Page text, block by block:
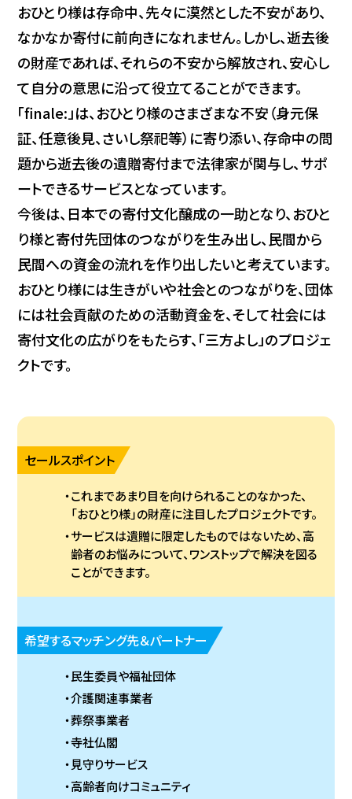
おひとり様は存命中、先々に漠然とした不安があり、
なかなか寄付に前向きになれません。しかし、逝去後
の財産であれば、それらの不安から解放され、安心し
て自分の意思に沿って役立てることができます。
「finale:」は、おひとり様のさまざまな不安（身元保
証、任意後見、さいし祭祀等）に寄り添い、存命中の問
題から逝去後の遺贈寄付まで法律家が関与し、サポ
ートできるサービスとなっています。
今後は、日本での寄付文化醸成の一助となり、おひと
り様と寄付先団体のつながりを生み出し、民間から
民間への資金の流れを作り出したいと考えています。
おひとり様には生きがいや社会とのつながりを、団体
には社会貢献のための活動資金を、そして社会には
寄付文化の広がりをもたらす、「三方よし」のプロジェ
クトです。
セールスポイント
これまであまり目を向けられることのなかった、
「おひとり様」の財産に注目したプロジェクトです。
サービスは遺贈に限定したものではないため、高
齢者のお悩みについて、ワンストップで解決を図る
ことができます。
希望するマッチング先＆パートナー
民生委員や福祉団体
介護関連事業者
葬祭事業者
寺社仏閣
見守りサービス
高齢者向けコミュニティ